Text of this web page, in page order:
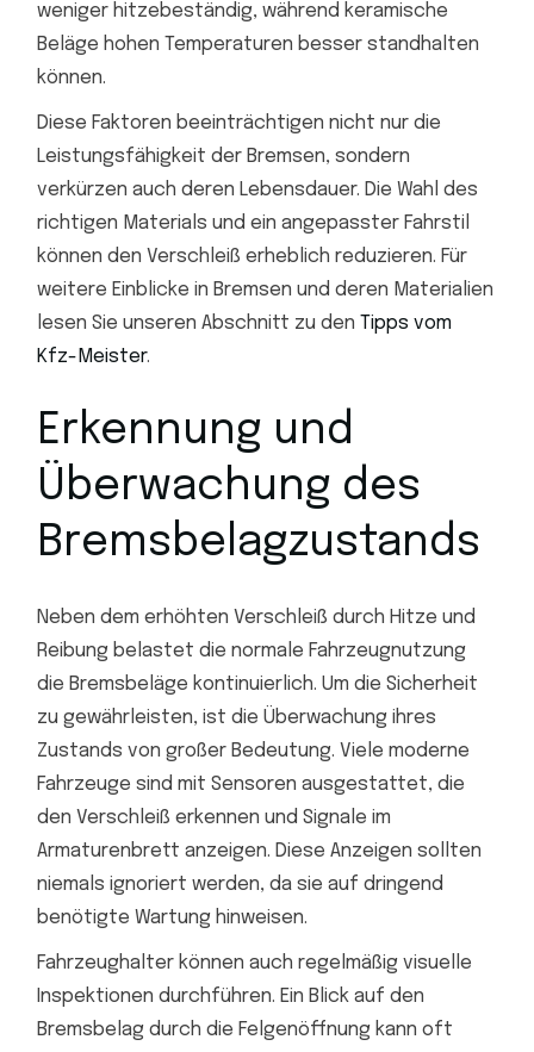
weniger hitzebeständig, während keramische
Beläge hohen Temperaturen besser standhalten
können.
Diese Faktoren beeinträchtigen nicht nur die
Leistungsfähigkeit der Bremsen, sondern
verkürzen auch deren Lebensdauer. Die Wahl des
richtigen Materials und ein angepasster Fahrstil
können den Verschleiß erheblich reduzieren. Für
weitere Einblicke in Bremsen und deren Materialien
lesen Sie unseren Abschnitt zu denTipps vom
Kfz-Meister.
Erkennung und
Überwachung des
Bremsbelagzustands
Neben dem erhöhten Verschleiß durch Hitze und
Reibung belastet die normale Fahrzeugnutzung
die Bremsbeläge kontinuierlich. Um die Sicherheit
zu gewährleisten, ist die Überwachung ihres
Zustands von großer Bedeutung. Viele moderne
Fahrzeuge sind mit Sensoren ausgestattet, die
den Verschleiß erkennen und Signale im
Armaturenbrett anzeigen. Diese Anzeigen sollten
niemals ignoriert werden, da sie auf dringend
benötigte Wartung hinweisen.
Fahrzeughalter können auch regelmäßig visuelle
Inspektionen durchführen. Ein Blick auf den
Bremsbelag durch die Felgenöffnung kann oft